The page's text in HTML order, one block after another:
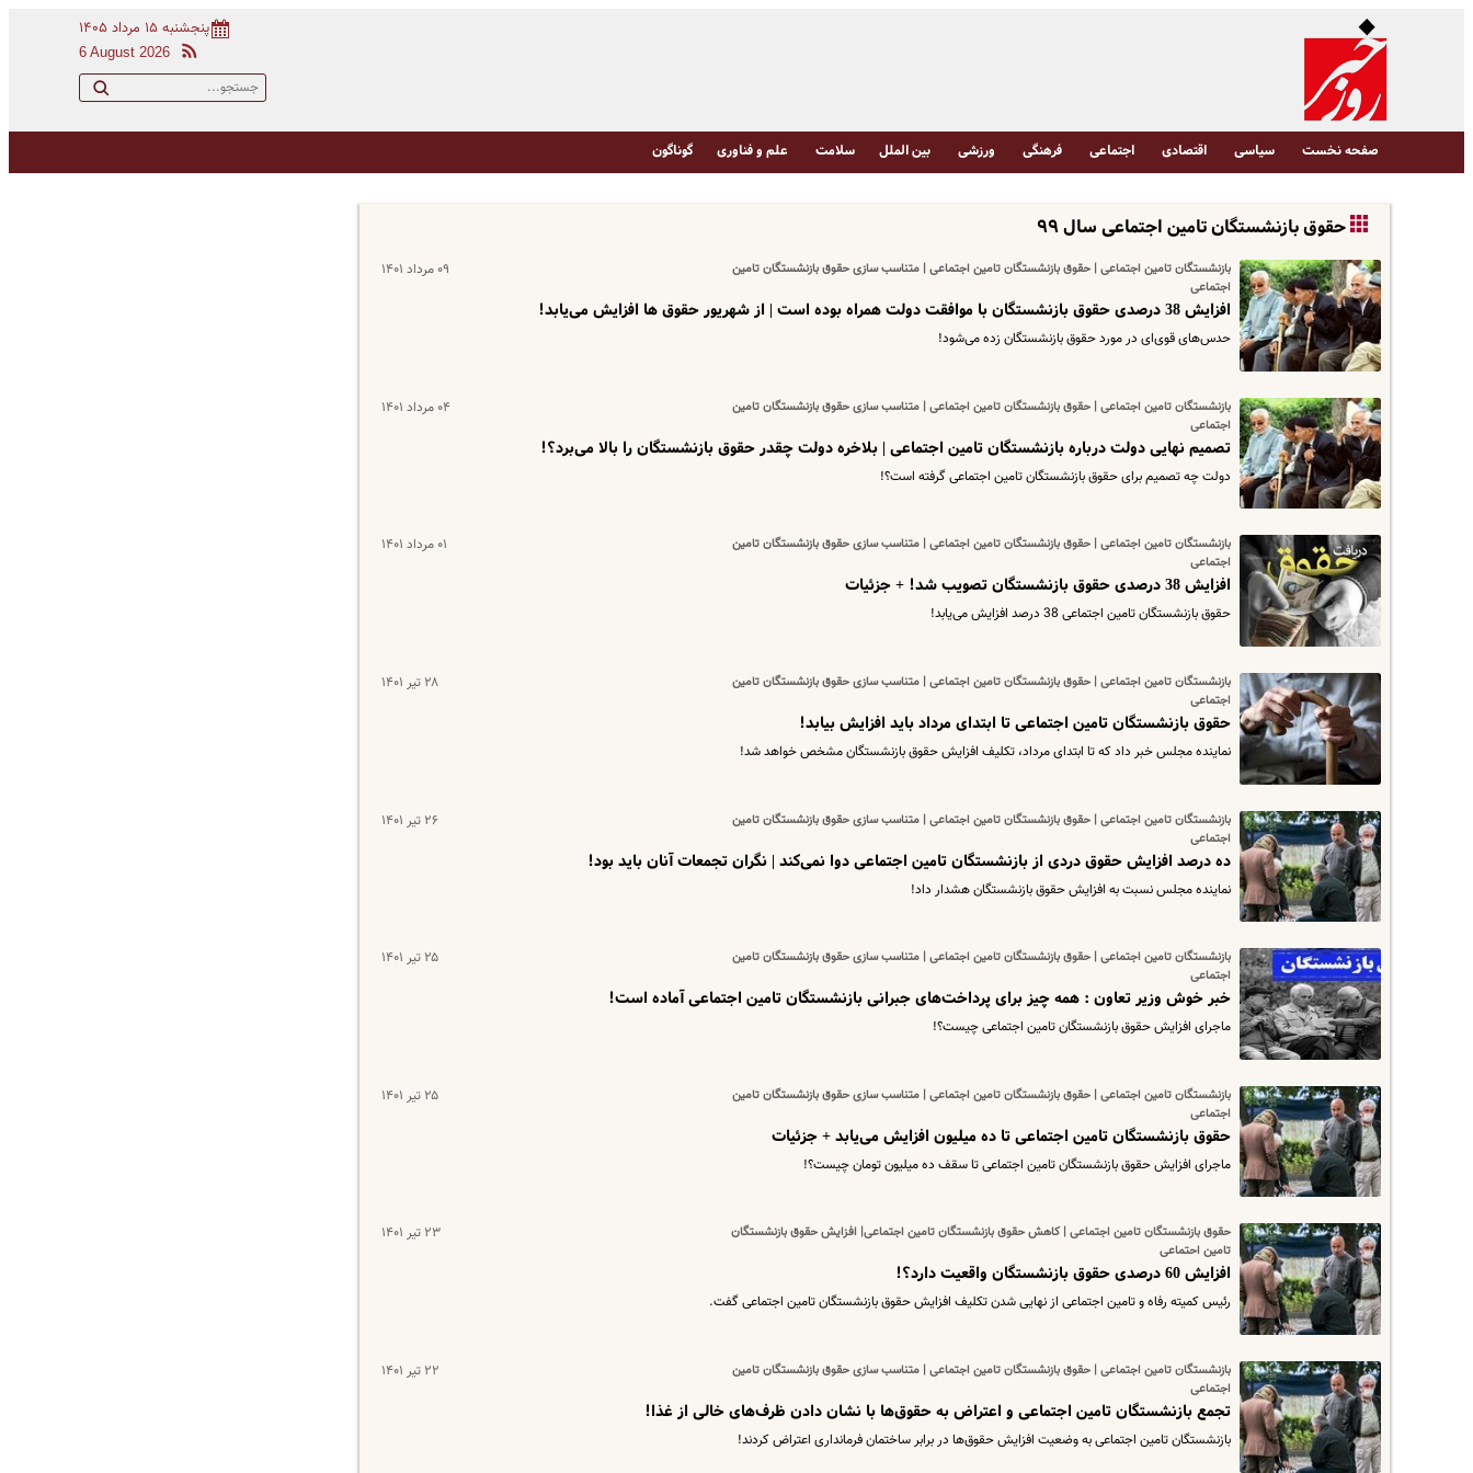
پنجشنبه ۱۵ مرداد ۱۴۰۵
6 August 2026
صفحه نخست سیاسی اقتصادی اجتماعی فرهنگی ورزشی بین الملل سلامت علم و فناوری گوناگون
حقوق بازنشستگان تامین اجتماعی سال ۹۹
بازنشستگان تامین اجتماعی | حقوق بازنشستگان تامین اجتماعی | متناسب سازی حقوق بازنشستگان تامین
اجتماعی
۰۹ مرداد ۱۴۰۱
افزایش 38 درصدی حقوق بازنشستگان با موافقت دولت همراه بوده است | از شهریور حقوق ها افزایش می‌یابد!
حدس‌های قوی‌ای در مورد حقوق بازنشستگان زده می‌شود!
بازنشستگان تامین اجتماعی | حقوق بازنشستگان تامین اجتماعی | متناسب سازی حقوق بازنشستگان تامین
اجتماعی
۰۴ مرداد ۱۴۰۱
تصمیم نهایی دولت درباره بازنشستگان تامین اجتماعی | بلاخره دولت چقدر حقوق بازنشستگان را بالا می‌برد؟!
دولت چه تصمیم برای حقوق بازنشستگان تامین اجتماعی گرفته است؟!
بازنشستگان تامین اجتماعی | حقوق بازنشستگان تامین اجتماعی | متناسب سازی حقوق بازنشستگان تامین
اجتماعی
۰۱ مرداد ۱۴۰۱
افزایش 38 درصدی حقوق بازنشستگان تصویب شد! + جزئیات
حقوق بازنشستگان تامین اجتماعی 38 درصد افزایش می‌یابد!
بازنشستگان تامین اجتماعی | حقوق بازنشستگان تامین اجتماعی | متناسب سازی حقوق بازنشستگان تامین
اجتماعی
۲۸ تیر ۱۴۰۱
حقوق بازنشستگان تامین اجتماعی تا ابتدای مرداد باید افزایش بیابد!
نماینده مجلس خبر داد که تا ابتدای مرداد، تکلیف افزایش حقوق بازنشستگان مشخص خواهد شد!
بازنشستگان تامین اجتماعی | حقوق بازنشستگان تامین اجتماعی | متناسب سازی حقوق بازنشستگان تامین
اجتماعی
۲۶ تیر ۱۴۰۱
ده درصد افزایش حقوق دردی از بازنشستگان تامین اجتماعی دوا نمی‌کند | نگران تجمعات آنان باید بود!
نماینده مجلس نسبت به افزایش حقوق بازنشستگان هشدار داد!
بازنشستگان تامین اجتماعی | حقوق بازنشستگان تامین اجتماعی | متناسب سازی حقوق بازنشستگان تامین
اجتماعی
۲۵ تیر ۱۴۰۱
خبر خوش وزیر تعاون : همه چیز برای پرداخت‌های جبرانی بازنشستگان تامین اجتماعی آماده است!
ماجرای افزایش حقوق بازنشستگان تامین اجتماعی چیست؟!
بازنشستگان تامین اجتماعی | حقوق بازنشستگان تامین اجتماعی | متناسب سازی حقوق بازنشستگان تامین
اجتماعی
۲۵ تیر ۱۴۰۱
حقوق بازنشستگان تامین اجتماعی تا ده میلیون افزایش می‌یابد + جزئیات
ماجرای افزایش حقوق بازنشستگان تامین اجتماعی تا سقف ده میلیون تومان چیست؟!
حقوق بازنشستگان تامین اجتماعی | کاهش حقوق بازنشستگان تامین اجتماعی| افزایش حقوق بازنشستگان
تامین احتماعی
۲۳ تیر ۱۴۰۱
افزایش 60 درصدی حقوق بازنشستگان واقعیت دارد؟!
رئیس کمیته رفاه و تامین اجتماعی از نهایی شدن تکلیف افزایش حقوق بازنشستگان تامین اجتماعی گفت.
بازنشستگان تامین اجتماعی | حقوق بازنشستگان تامین اجتماعی | متناسب سازی حقوق بازنشستگان تامین
اجتماعی
۲۲ تیر ۱۴۰۱
تجمع بازنشستگان تامین اجتماعی و اعتراض به حقوق‌ها با نشان دادن ظرف‌های خالی از غذا!
بازنشستگان تامین اجتماعی به وضعیت افزایش حقوق‌ها در برابر ساختمان فرمانداری اعتراض کردند!